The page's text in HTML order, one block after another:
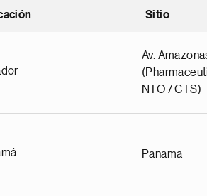
Sitio
Av.
NTO / CTS)
Panama